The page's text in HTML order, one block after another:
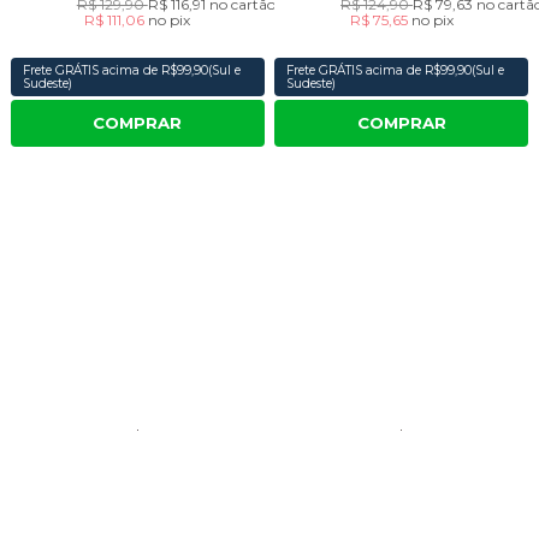
R$ 129,90R$ 116,91 no cartão
R$ 111,06 no pix
Frete GRÁTIS acima de R$99,90(Sul e
Sudeste)
COMPRAR
R$ 124,90R$ 79,63 no
R$ 75,65 no pix
Frete GRÁTIS acima de R$99,90(Sul e
Sudeste)
COMPRAR